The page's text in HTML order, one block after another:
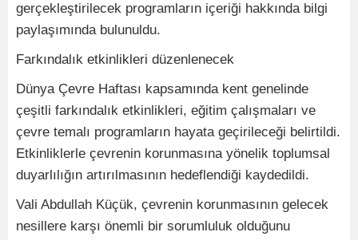
gerçekleştirilecek programların içeriği hakkında bilgi
paylaşımında bulunuldu.
Farkındalık etkinlikleri düzenlenecek
Dünya Çevre Haftası kapsamında kent genelinde
çeşitli farkındalık etkinlikleri, eğitim çalışmaları ve
çevre temalı programların hayata geçirileceği belirtildi.
Etkinliklerle çevrenin korunmasına yönelik toplumsal
duyarlılığın artırılmasının hedeflendiği kaydedildi.
Vali Abdullah Küçük, çevrenin korunmasının gelecek
nesillere karşı önemli bir sorumluluk olduğunu